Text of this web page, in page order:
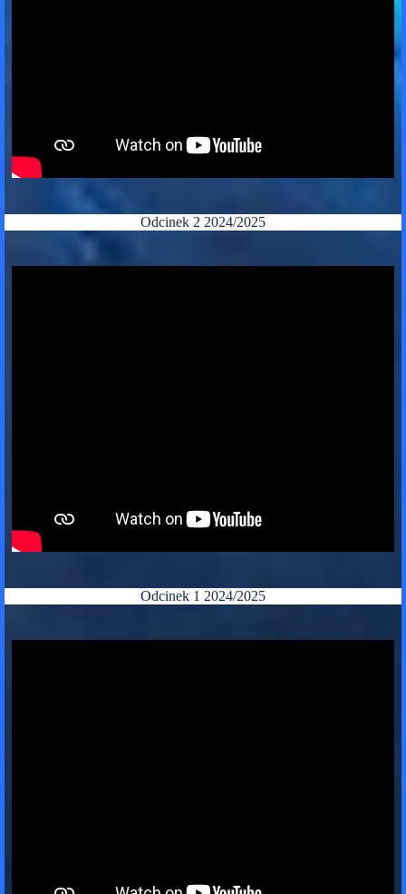
Odcinek 2 2024/2025
Odcinek 1 2024/2025